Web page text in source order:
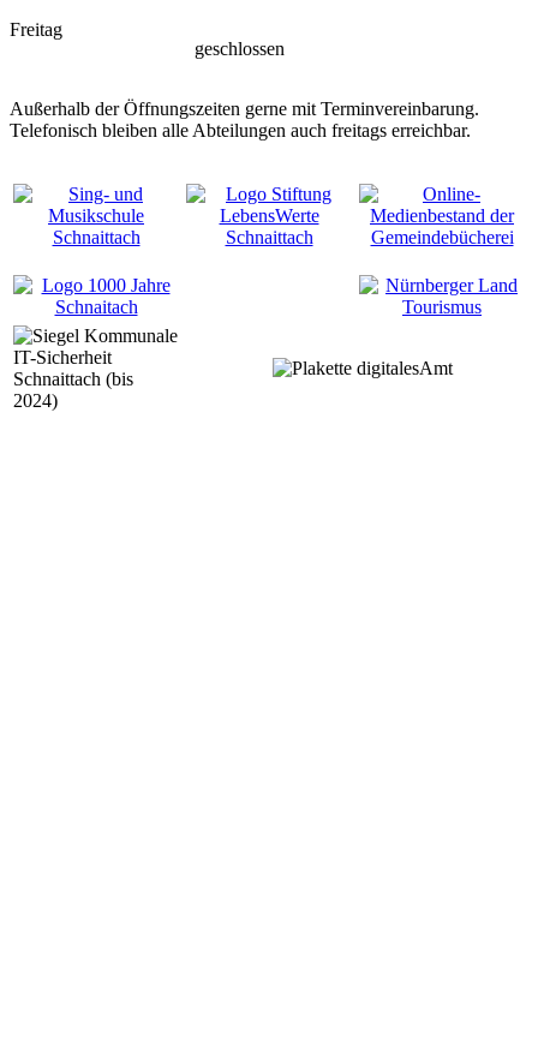
Freitag
geschlossen
Außerhalb der Öffnungszeiten gerne mit Terminvereinbarung.
Telefonisch bleiben alle Abteilungen auch freitags erreichbar.